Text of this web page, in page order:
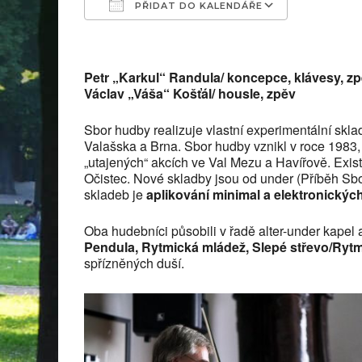
PŘIDAT DO KALENDÁŘE
Petr „Karkul“ Randula/ koncepce, klávesy,
Václav „Váša“ Košťál/ housle, zpěv
Sbor hudby realizuje vlastní experimentální
Valašska a Brna. Sbor hudby vznikl v roce
„utajených“ akcích ve Val Mezu a Havířově.
Očistec. Nové skladby jsou od under (Příběh
skladeb jeaplikování minimal a
Oba hudebníci působili v řadě alter-under kapel
Pendula, Rytmická mládež, Slepé střevo/
spřízněných duší.